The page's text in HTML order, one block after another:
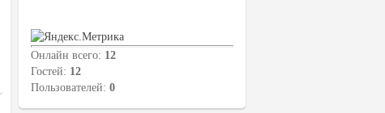
Онлайн всего: 12
Гостей: 12
Пользователей: 0